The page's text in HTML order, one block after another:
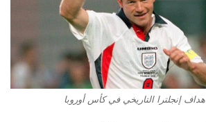
إنجلترا التاريخي في كأس أوروبا